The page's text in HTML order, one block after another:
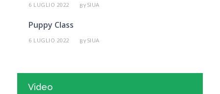
6 LUGLIO 2022 BYSIUA
Puppy Class
6 LUGLIO 2022 BYSIUA
Video